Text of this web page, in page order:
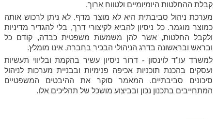
קבלת ההחלטות היומיומיים ולטווח ארוך.
מערכת ניהול סביבתית היא לא מוצר מדף. לא ניתן לרכוש אותה
כמוצר מוגמר. כל ניסיון להביא לקיצורי דרך, בלי להגדיר מדיניות
ולקבל החלטות, אשר להן משמעות משפטית כבדה, קודם כל
ובראש ובראשונה בדרג הניהולי הבכיר בחברה, אינו מומלץ.
למשרד עו"ד לוינסון - דרור ניסיון עשיר בהקמת ובליווי תעשיות
ועסקים בהכנת תוכניות אכיפה פנימיות ובבניית מערכות לניהול
סיכונים סביבתיים. המאמר סוקר את ההיבטים המשפטיים
המתחייבים בתכנון נכון ובביצוע מושכל של תהליכים אלו.